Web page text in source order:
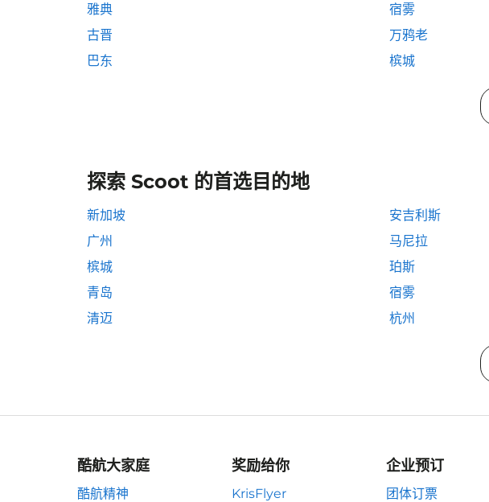
雅典
宿雾
古晋
万鸦老
巴东
槟城
探索 Scoot 的首选目的地
新加坡 安吉利斯
广州
马尼拉
槟城
珀斯
青岛
宿雾
清迈
杭州
酷航大家庭
酷航精神
奖励给你
KrisFlyer
企业预订
团体订票